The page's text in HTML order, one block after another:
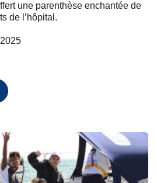
une parenthèse enchantée de
de l’hôpital.